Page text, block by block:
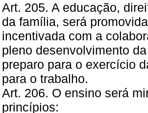
Art. 205. A educação,
da família, será
incentivada com a
pleno desenvolvimento
preparo para o exercício
para o trabalho.
Art. 206. O ensino será
princípios: